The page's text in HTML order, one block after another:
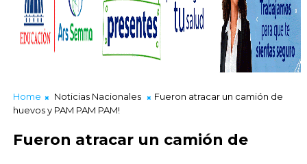
Home Noticias Nacionales
Fueron atracar un camión de
huevos y PAM PAM PAM!
Fueron atracar un camión de